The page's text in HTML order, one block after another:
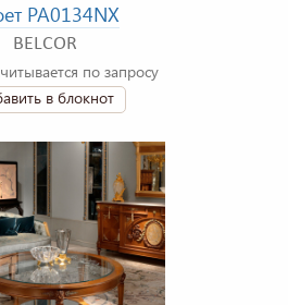
PA0134NX
BELCOR
по запросу
в блокнот